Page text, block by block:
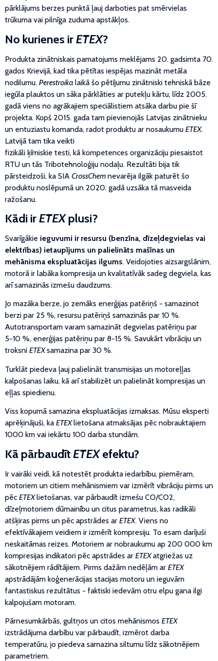
pārklājums berzes punktā ļauj darboties pat smērvielas
trūkuma vai pilnīga zuduma apstākļos.
No kurienes irETEX?
Produkta zinātniskais pamatojums meklējams 20. gadsimta 70.
gados Krievijā, kad tika pētītas iespējas mazināt metāla
nodilumu. Perestroika laikā šo pētījumu zinātniski tehniskā bāze
iegūla plauktos un sāka pārklāties ar putekļu kārtu, līdz 2005.
gadā viens no agrākajiem speciālistiem atsāka darbu pie šī
projekta. Kopš 2015. gada tam pievienojās Latvijas zinātnieku
un entuziastu komanda, radot produktu ar nosaukumu ETEX.
Latvijā tam tika veikti
fizikāli ķīmiskie testi, kā kompetences organizāciju piesaistot
RTU un tās Tribotehnoloģiju nodaļu. Rezultāti bija tik
pārsteidzoši, ka SIA CrossChem nevarēja ilgāk paturēt šo
produktu noslēpumā un 2020. gadā uzsāka tā masveida
ražošanu.
Kādi irETEXplusi?
Svarīgākie ieguvumi ir resursu (benzīna, dīzeļdegvielas vai
elektrības) ietaupījums un palielināts mašīnas un
mehānisma ekspluatācijas ilgums. Veidojoties aizsargslānim,
motorā ir labāka kompresija un kvalitatīvāk sadeg degviela, kas
arī samazinās izmešu daudzums.
Jo mazāka berze, jo zemāks enerģijas patēriņš − samazinot
berzi par 25 %, resursu patēriņš samazinās par 10 %.
Autotransportam varam samazināt degvielas patēriņu par
5−10 %, enerģijas patēriņu par 8−15 %. Savukārt vibrāciju un
troksni ETEXsamazina par 30 %.
Turklāt piedeva ļauj palielināt transmisijas un motoreļļas
kalpošanas laiku, kā arī stabilizēt un palielināt kompresijas un
eļļas spiedienu.
Viss kopumā samazina ekspluatācijas izmaksas. Mūsu eksperti
aprēķinājuši, ka ETEXlietošana atmaksājas pēc nobrauktajiem
1000 km vai iekārtu 100 darba stundām.
Kā pārbaudītETEXefektu?
Ir vairāki veidi, kā notestēt produkta iedarbību, piemēram,
motoriem un citiem mehānismiem var izmērīt vibrāciju pirms un
pēc ETEXlietošanas, var pārbaudīt izmešu CO/CO2,
dīzeļmotoriem dūmainību un citus parametrus, kas radikāli
atšķiras pirms un pēc apstrādes ar ETEX. Viens no
efektīvākajiem veidiem ir izmērīt kompresiju. To esam darījuši
neskaitāmas reizes. Motoriem ar nobraukumu ap 200 000 km
kompresijas indikatori pēc apstrādes ar ETEXatgriežas uz
sākotnējiem rādītājiem. Pirms dažām nedēļām ar ETEX
apstrādājām koģenerācijas stacijas motoru un ieguvām
fantastiskus rezultātus − faktiski iedevām otru elpu gana ilgi
kalpojušam motoram.
Pārnesumkārbās, gultņos un citos mehānismos ETEX
izstrādājuma darbību var pārbaudīt, izmērot darba
temperatūru, jo piedeva samazina siltumu līdz sākotnējiem
parametriem.